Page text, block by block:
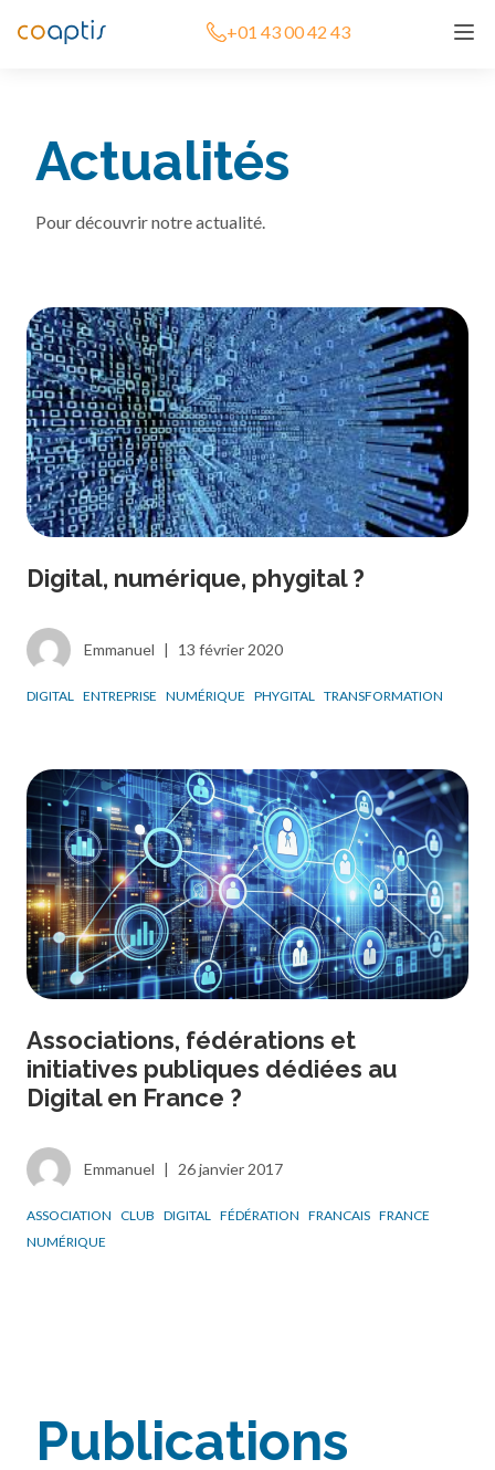
+01 43 00 42 43
Actualités
Pour découvrir notre actualité.
Digital, numérique, phygital ?
Emmanuel | 13 février 2020
DIGITAL ENTREPRISE NUMÉRIQUE PHYGITAL TRANSFORMATION
Associations, fédérations et
initiatives publiques dédiées au
Digital en France ?
Emmanuel | 26 janvier 2017
ASSOCIATION CLUB DIGITAL FÉDÉRATION FRANCAIS FRANCE
NUMÉRIQUE
Publications